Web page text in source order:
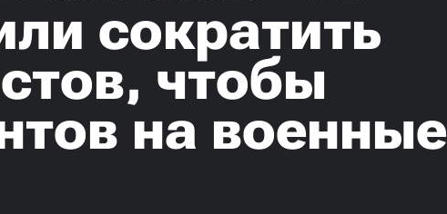
сократить
чтобы
на военные